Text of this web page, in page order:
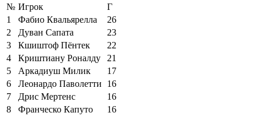
№ Игрок
Г
1
Фабио Квальярелла
26
2
Дуван Сапата
23
3
Кшиштоф Пёнтек
22
4
Криштиану Роналду
21
5
Аркадиуш Милик
17
6
Леонардо Паволетти
16
7
Дрис Мертенс
16
8
Франческо Капуто
16